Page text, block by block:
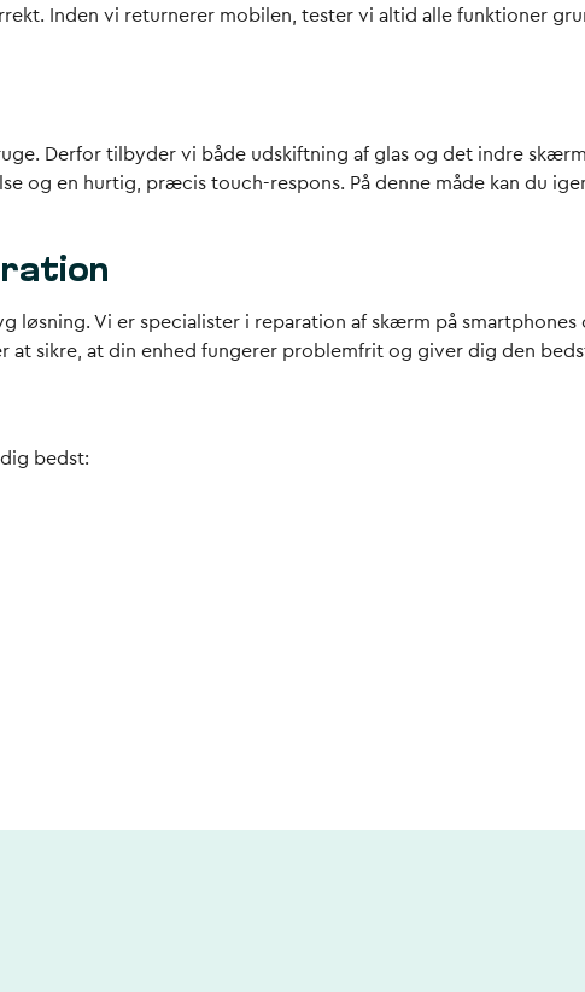
Inden vi returnerer mobilen, tester vi altid alle funktioner
Derfor tilbyder vi både udskiftning af glas og det indre
og en hurtig, præcis touch-respons. På denne måde kan du
løsning. Vi er specialister i reparation af skærm på
sikre, at din enhed fungerer problemfrit og giver dig den
bedst: